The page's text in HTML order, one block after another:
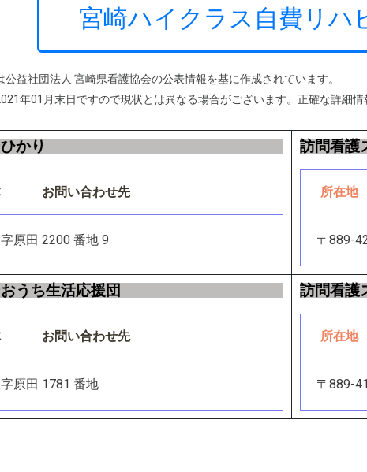
宮崎ハイクラス自費リハ
益社団法人 宮崎県看護協会の公表情報を基に作成されています。
年01月末日ですので現状とは異なる場合がございます。正確な詳細情
かり
お問い合わせ先
原田 2200 番地 9
訪問看護
所在地
〒889-
うち生活応援団
お問い合わせ先
原田 1781 番地
訪問看護
所在地
〒889-